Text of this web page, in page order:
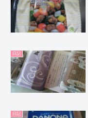
日記
日記